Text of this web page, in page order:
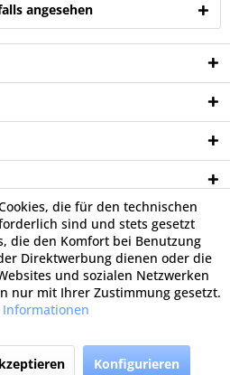
angesehen
die für den technischen
sind und stets gesetzt
die den Komfort bei Benutzung
Direktwerbung dienen oder die
und sozialen Netzwerken
nur mit Ihrer Zustimmung gesetzt.
Konfigurieren